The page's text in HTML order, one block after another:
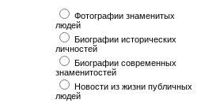
Фотографии знаменитых
людей
Биографии исторических
личностей
Биографии современных
знаменитостей
Новости из жизни публичных
людей